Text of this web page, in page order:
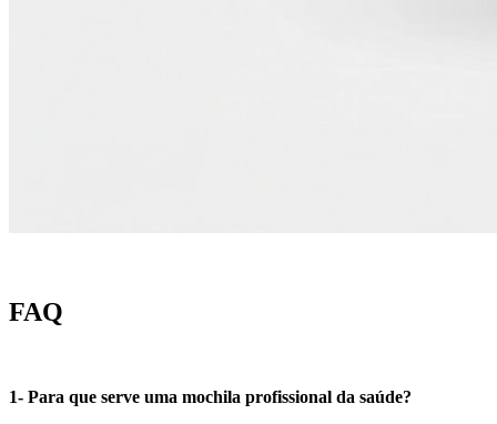
FAQ
1- Para que serve uma mochila profissional da saúde?